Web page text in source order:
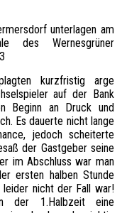
unterlagen am
des Wernesgrüner
kurzfristig arge
auf der Bank
Beginn an Druck und
Es dauerte nicht lange
jedoch scheiterte
der Gastgeber seine
im Abschluss war man
ersten halben Stunde
nicht der Fall war!
der 1.Halbzeit eine